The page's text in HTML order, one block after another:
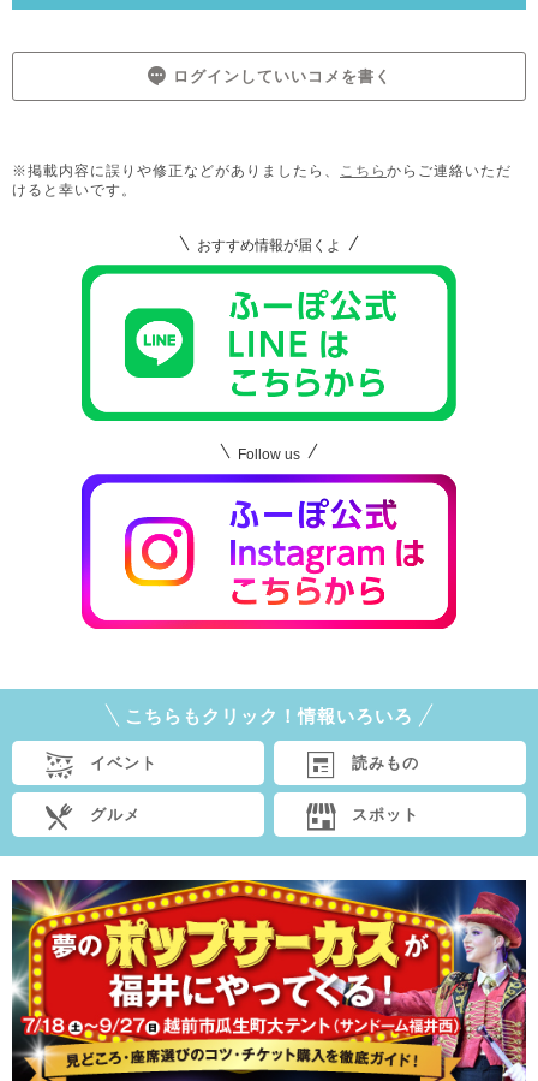
ログインしていいコメを書く
※掲載内容に誤りや修正などがありましたら、 こちら からご連絡いただ
けると幸いです。
おすすめ情報が届くよ
Follow us
こちらもクリック！情報いろいろ
イベント 読みもの
グルメ スポット